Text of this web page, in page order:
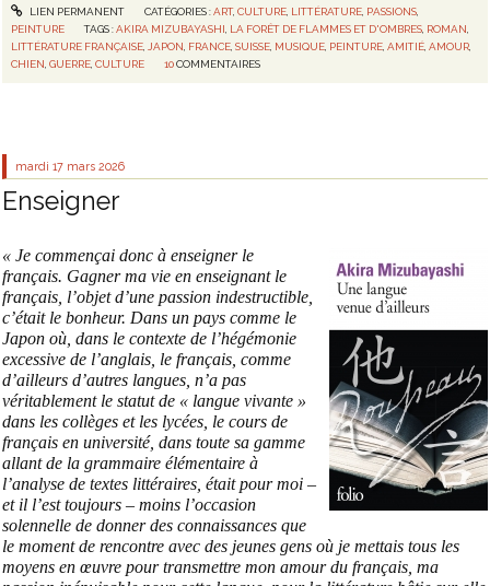
LIEN PERMANENT CATÉGORIES :ART, CULTURE, LITTÉRATURE, PASSIONS,
PEINTURE
TAGS :AKIRA MIZUBAYASHI, LA FORÊT DE FLAMMES ET D'OMBRES, ROMAN,
LITTÉRATURE FRANÇAISE,JAPON, FRANCE,SUISSE, MUSIQUE, PEINTURE,AMITIÉ,AMOUR,
CHIEN,GUERRE,CULTURE 10 COMMENTAIRES
mardi 17 mars 2026
Enseigner
« Je commençai donc à enseigner le
français. Gagner ma vie en enseignant le
français, l’objet d’une passion indestructible,
c’était le bonheur. Dans un pays comme le
Japon où, dans le contexte de l’hégémonie
excessive de l’anglais, le français, comme
d’ailleurs d’autres langues, n’a pas
véritablement le statut de « langue vivante »
dans les collèges et les lycées, le cours de
français en université, dans toute sa gamme
allant de la grammaire élémentaire à
l’analyse de textes littéraires, était pour moi –
et il l’est toujours – moins l’occasion
solennelle de donner des connaissances que
le moment de rencontre avec des jeunes gens où je mettais tous les
moyens en œuvre pour transmettre mon amour du français, ma